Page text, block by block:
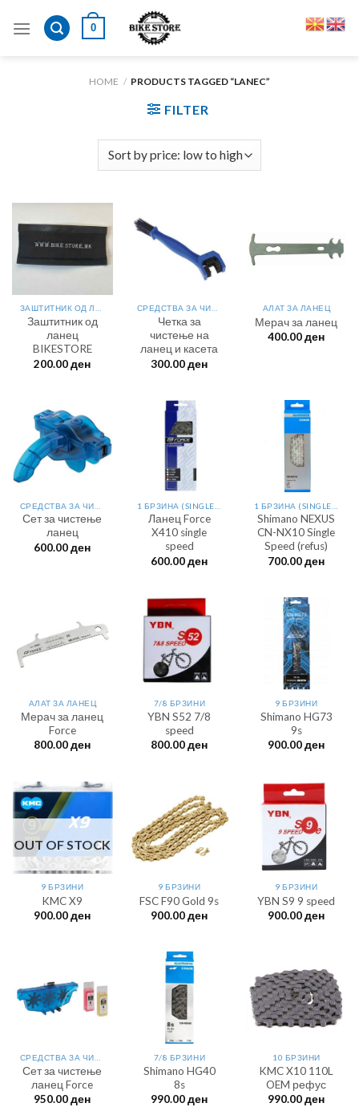
0
HOME / PRODUCTS TAGGED “LANEC”
FILTER
ЗАШТИТНИК ОД ЛАНЕЦ
Заштитник од
ланец
BIKESTORE
200.00ден
СРЕДСТВА ЗА ЧИСТЕЊЕ
Четка за
чистење на
ланец и касета
300.00ден
АЛАТ ЗА ЛАНЕЦ
Мерач за ланец
400.00ден
Сет за чистење
ланец
600.00ден
Ланец Force
X410 single
speed
600.00ден
Shimano NEXUS
CN-NX10 Single
Speed (refus)
700.00ден
АЛАТ ЗА ЛАНЕЦ
Мерач за ланец
Force
800.00ден
7/8 БРЗИНИ
YBN S52 7/8
speed
800.00ден
9 БРЗИНИ
Shimano HG73
9s
900.00ден
OUT OF STOCK
9 БРЗИНИ
KMC X9
900.00ден
9 БРЗИНИ
FSC F90 Gold 9s
900.00ден
9 БРЗИНИ
YBN S9 9 speed
900.00ден
Сет за чистење
ланец Force
950.00ден
7/8 БРЗИНИ
Shimano HG40
8s
990.00ден
10 БРЗИНИ
KMC X10 110L
OEM рефус
990.00ден